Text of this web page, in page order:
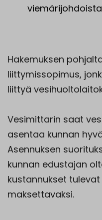
Hakemuksen
liittymissopimus,
liittyä
Vesimittarin saat
asentaa kunnan
Asennuksen
kunnan edustajan
kustannukset
maksettavaksi.